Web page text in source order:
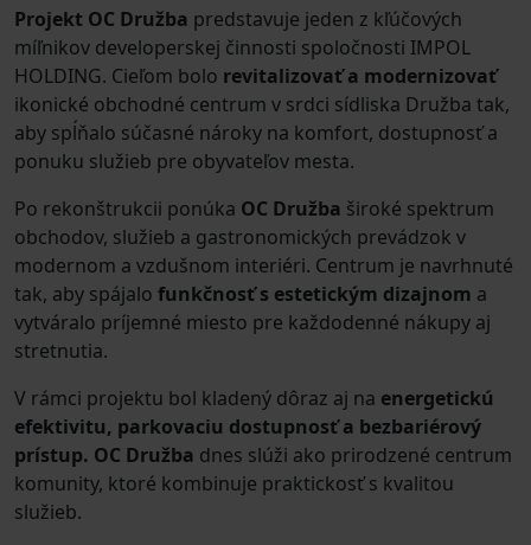
Projekt OC Družba predstavuje jeden z kľúčových
míľnikov developerskej činnosti spoločnosti IMPOL
HOLDING. Cieľom bolo revitalizovať a modernizovať
ikonické obchodné centrum v srdci sídliska Družba tak,
aby spĺňalo súčasné nároky na komfort, dostupnosť a
ponuku služieb pre obyvateľov mesta.
Po rekonštrukcii ponúka OC Družba široké spektrum
obchodov, služieb a gastronomických prevádzok v
modernom a vzdušnom interiéri. Centrum je navrhnuté
tak, aby spájalo funkčnosť s estetickým dizajnom a
vytváralo príjemné miesto pre každodenné nákupy aj
stretnutia.
V rámci projektu bol kladený dôraz aj na energetickú
efektivitu, parkovaciu dostupnosť a bezbariérový
prístup. OC Družba dnes slúži ako prirodzené centrum
komunity, ktoré kombinuje praktickosť s kvalitou
služieb.